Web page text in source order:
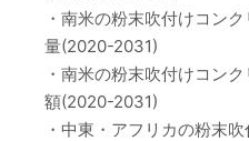
・南米の粉末吹付けコン
量(2020-2031)
・南米の粉末吹付けコン
額(2020-2031)
・中東・アフリカの粉末